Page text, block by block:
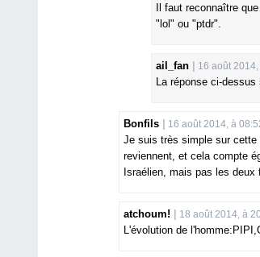
Il faut reconnaître
"lol" ou "ptdr".
ail_fan 16 août
La réponse ci-dessus
Bonfils 16 août 2014, à
Je suis très simple sur
reviennent, et cela compte
Israélien, mais pas les deux
atchoum! 18 août 2014, à
L'évolution de